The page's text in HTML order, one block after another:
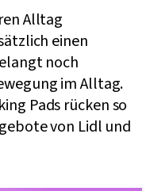
Alltag
einen
noch
im Alltag.
Pads rücken so
von Lidl und